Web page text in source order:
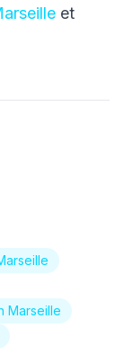
et
Marseille